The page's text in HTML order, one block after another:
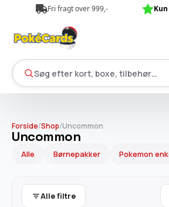
Fri fragt over 999,-
Søg efter kort, boxe, tilbehør…
Forside/Shop/Uncommon
Uncommon
Alle Børnepakker Pokemon
Alle filtre